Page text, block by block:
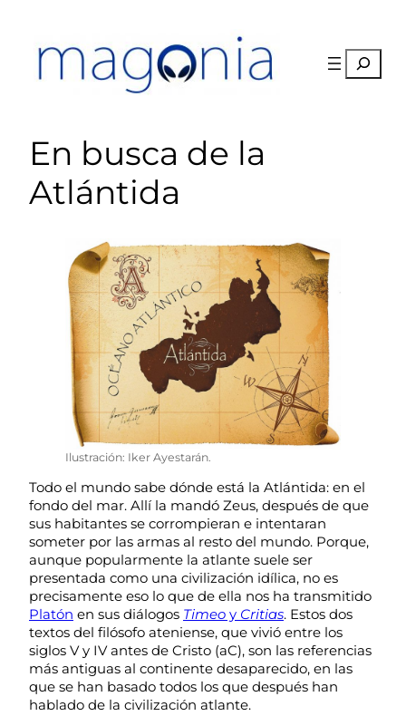
contenido
Buscar
En busca de la
Atlántida
Ilustración: Iker Ayestarán.
Todo el mundo sabe dónde está la Atlántida: en el
fondo del mar. Allí la mandó Zeus, después de que
sus habitantes se corrompieran e intentaran
someter por las armas al resto del mundo. Porque,
aunque popularmente la atlante suele ser
presentada como una civilización idílica, no es
precisamente eso lo que de ella nos ha transmitido
Platón en sus diálogos Timeo y Critias. Estos dos
textos del filósofo ateniense, que vivió entre los
siglos V y IV antes de Cristo (aC), son las referencias
más antiguas al continente desaparecido, en las
que se han basado todos los que después han
hablado de la civilización atlante.